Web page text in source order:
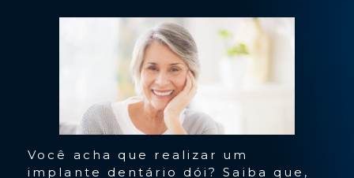
Você acha que realizar um
implante dentário dói? Saiba que,